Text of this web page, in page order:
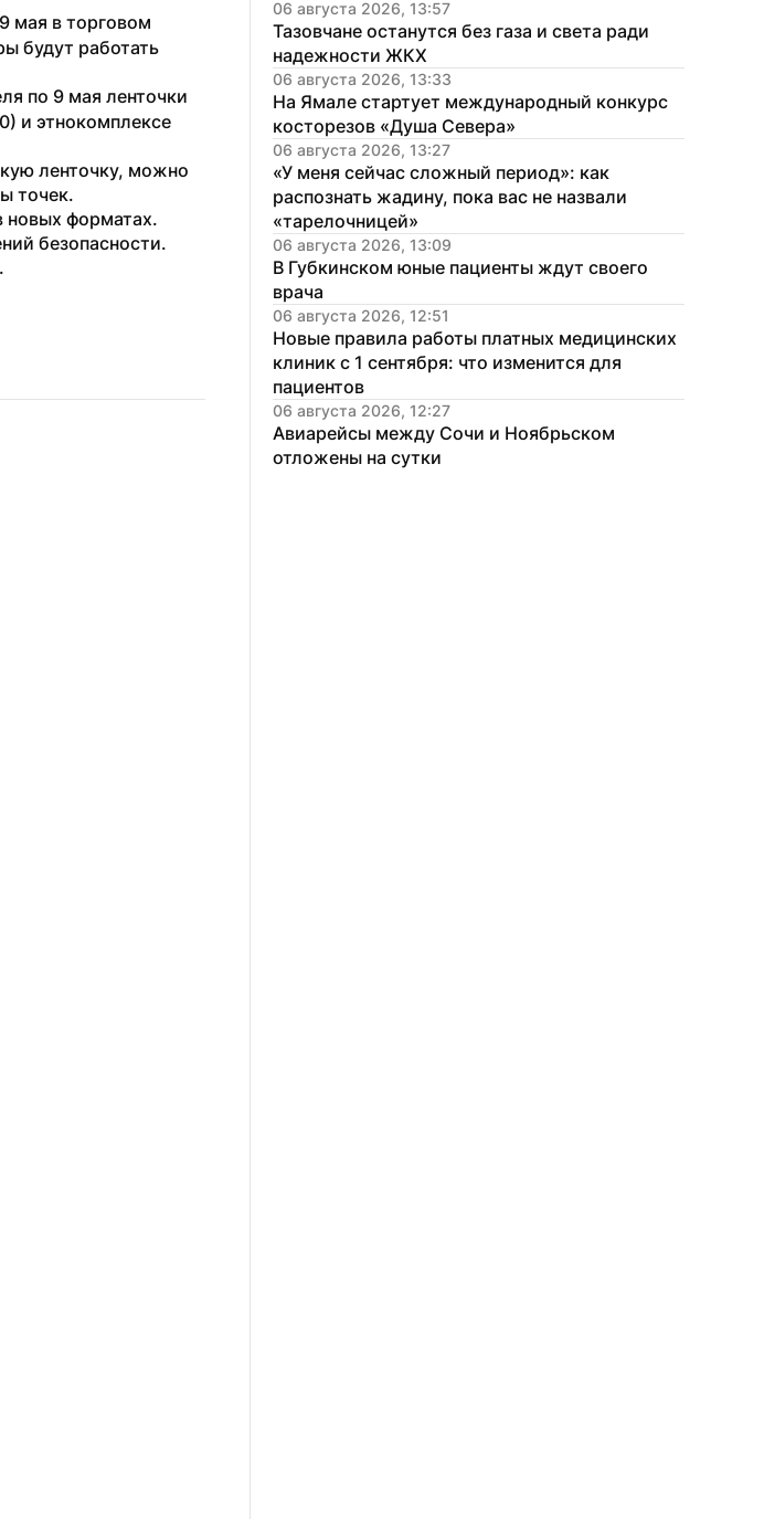
мая в торговом
будут работать
по 9 мая ленточки
и этнокомплексе
ленточку, можно
точек.
новых форматах.
безопасности.
06 августа 2026, 13:57
Тазовчане останутся без газа и света ради
надежности ЖКХ
06 августа 2026, 13:33
На Ямале стартует международный конкурс
косторезов «Душа Севера»
06 августа 2026, 13:27
«У меня сейчас сложный период»: как
распознать жадину, пока вас не назвали
«тарелочницей»
06 августа 2026, 13:09
В Губкинском юные пациенты ждут своего
врача
06 августа 2026, 12:51
Новые правила работы платных медицинских
клиник с 1 сентября: что изменится для
пациентов
06 августа 2026, 12:27
Авиарейсы между Сочи и Ноябрьском
отложены на сутки